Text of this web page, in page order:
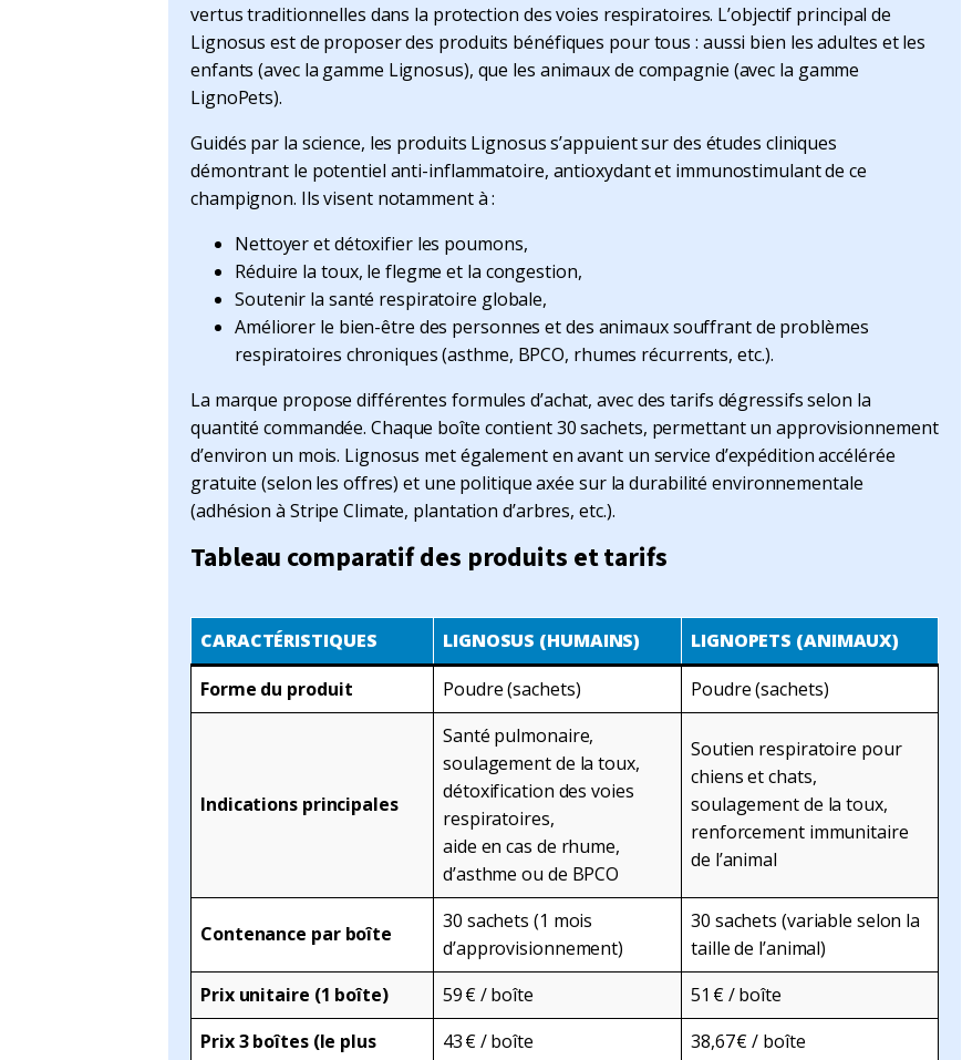
vertus traditionnelles dans la protection des voies respiratoires. L’objectif principal de
Lignosus est de proposer des produits bénéfiques pour tous : aussi bien les adultes et les
enfants (avec la gamme Lignosus), que les animaux de compagnie (avec la gamme
LignoPets).
Guidés par la science, les produits Lignosus s’appuient sur des études cliniques
démontrant le potentiel anti-inflammatoire, antioxydant et immunostimulant de ce
champignon. Ils visent notamment à :
Nettoyer et détoxifier les poumons,
Réduire la toux, le flegme et la congestion,
Soutenir la santé respiratoire globale,
Améliorer le bien-être des personnes et des animaux souffrant de problèmes
respiratoires chroniques (asthme, BPCO, rhumes récurrents, etc.).
La marque propose différentes formules d’achat, avec des tarifs dégressifs selon la
quantité commandée. Chaque boîte contient 30 sachets, permettant un approvisionnement
d’environ un mois. Lignosus met également en avant un service d’expédition accélérée
gratuite (selon les offres) et une politique axée sur la durabilité environnementale
(adhésion à Stripe Climate, plantation d’arbres, etc.).
Tableau comparatif des produits et tarifs
CARACTÉRISTIQUES LIGNOSUS (HUMAINS)
LIGNOPETS (ANIMAUX)
Forme du produit
Poudre (sachets) Poudre (sachets)
Indications principales
Santé pulmonaire,
soulagement de la toux,
détoxification des voies
respiratoires,
aide en cas de rhume,
d’asthme ou de BPCO
Soutien respiratoire pour
chiens et chats,
soulagement de la toux,
renforcement immunitaire
de l’animal
Contenance par boîte
30 sachets (1 mois
d’approvisionnement)
30 sachets (variable selon la
taille de l’animal)
Prix unitaire (1 boîte)
59 € / boîte
51 € / boîte
Prix 3 boîtes (le plus
43 € / boîte
38,67 € / boîte